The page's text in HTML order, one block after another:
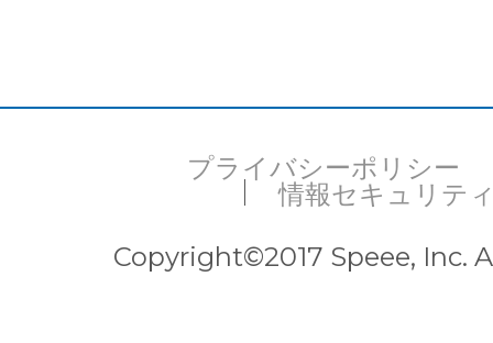
プライバシーポリシー
情報セキュリテ
Copyright©2017 Speee, Inc.